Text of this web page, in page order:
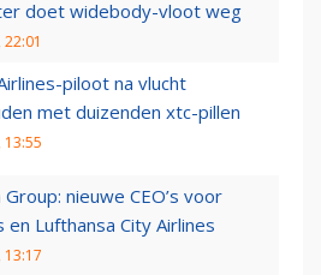
doet widebody-vloot weg
piloot na vlucht
met duizenden xtc-pillen
13:55
nieuwe CEO’s voor
en Lufthansa City Airlines
13:17